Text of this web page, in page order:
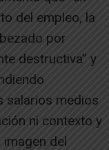
del empleo, la
por
destructiva” y
salarios medios
ni contexto y
del